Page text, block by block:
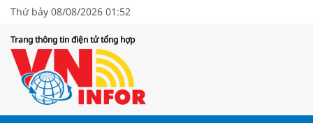
Thứ bảy 08/08/2026 01:52
Trang thông tin điện tử tổng hợp